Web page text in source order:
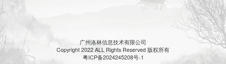
广州洛林信息技术有限公司
Copyright 2022 ALL Rights Reserved 版权所有
粤ICP备2024245208号-1